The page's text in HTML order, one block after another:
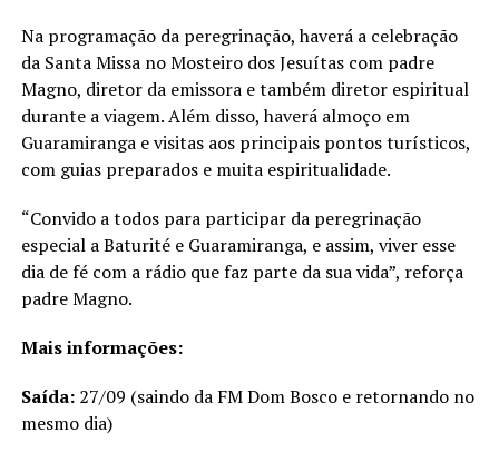
Na programação da peregrinação, haverá a celebração
da Santa Missa no Mosteiro dos Jesuítas com padre
Magno, diretor da emissora e também diretor espiritual
durante a viagem. Além disso, haverá almoço em
Guaramiranga e visitas aos principais pontos turísticos,
com guias preparados e muita espiritualidade.
“Convido a todos para participar da peregrinação
especial a Baturité e Guaramiranga, e assim, viver esse
dia de fé com a rádio que faz parte da sua vida”, reforça
padre Magno.
Mais informações:
Saída:27/09 (saindo da FM Dom Bosco e retornando no
mesmo dia)